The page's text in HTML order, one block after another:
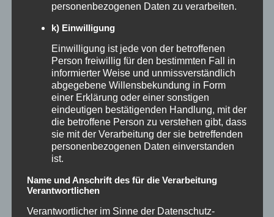
mit der Begleitperson, vergleichen Preise und
buchen später direkt oder über andere
Kanäle. Deshalb sollte Ihre Erfolgsmessung
mehrere Ebenen berücksichtigen. Neben
klassischen Social-Media-Kennzahlen wie
Reichweite in der passenden Zielgruppe,
Engagement Rate, Story-Klicks und
Profilaufrufen zählen vor allem die konkreten
Reaktionen: Klicks auf eine Kampagnen-
Landingpage, Buchungsanfragen mit
personenbezogenen Daten zu verarbeiten.
k) Einwilligung
Einwilligung ist jede von der betroffenen
Person freiwillig für den bestimmten Fall in
informierter Weise und unmissverständlich
abgegebene Willensbekundung in Form
einer Erklärung oder einer sonstigen
eindeutigen bestätigenden Handlung, mit der
die betroffene Person zu verstehen gibt, dass
sie mit der Verarbeitung der sie betreffenden
personenbezogenen Daten einverstanden
ist.
Name und Anschrift des für die Verarbeitung
Verantwortlichen
Verantwortlicher im Sinne der Datenschutz-